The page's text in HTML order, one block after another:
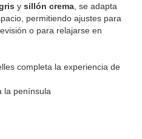
y sillón crema , se adapta
permitiendo ajustes para
o para relajarse en
completa la experiencia de
la península